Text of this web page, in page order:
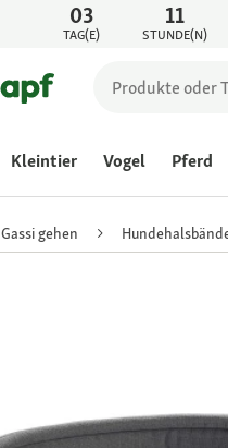
03
TAG(E)
11
STUNDE(N)
Kleintier Vogel Pferd
Gassi gehen